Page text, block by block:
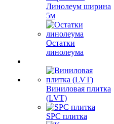
Линолеум ширина
5м
Остатки
линолеума
Виниловая плитка
(LVT)
SPC плитка